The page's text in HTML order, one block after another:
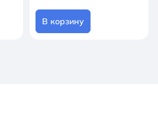
В корзину